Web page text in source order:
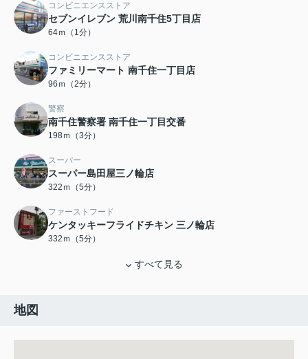
コンビニエンスストア
セブンイレブン 荒川南千住5丁目店
64ｍ（1分）
コンビニエンスストア
ファミリーマート 南千住一丁目店
96ｍ（2分）
警察
南千住警察署 南千住一丁目交番
198ｍ（3分）
スーパー
スーパー島田屋三ノ輪店
322ｍ（5分）
ファーストフード
ケンタッキーフライドチキン 三ノ輪店
332ｍ（5分）
すべて見る
地図